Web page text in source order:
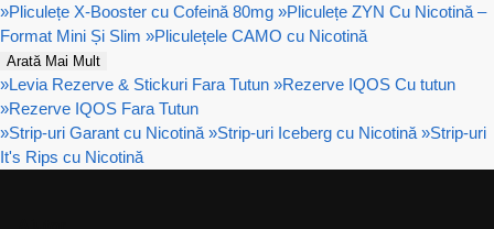
»Pliculețe X-Booster cu Cofeină 80mg »Pliculețe ZYN Cu Nicotină –
Format Mini Și Slim »Pliculețele CAMO cu Nicotină
Arată Mai Mult
»Levia Rezerve & Stickuri Fara Tutun »Rezerve IQOS Cu tutun
»Rezerve IQOS Fara Tutun
»Strip-uri Garant cu Nicotină »Strip-uri Iceberg cu Nicotină »Strip-uri
It's Rips cu Nicotină